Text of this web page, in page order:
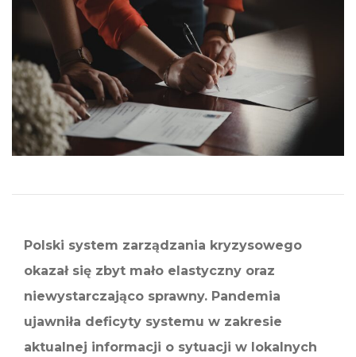
Polski system zarządzania kryzysowego
okazał się zbyt mało elastyczny oraz
niewystarczająco sprawny. Pandemia
ujawniła deficyty systemu w zakresie
aktualnej informacji o sytuacji w lokalnych